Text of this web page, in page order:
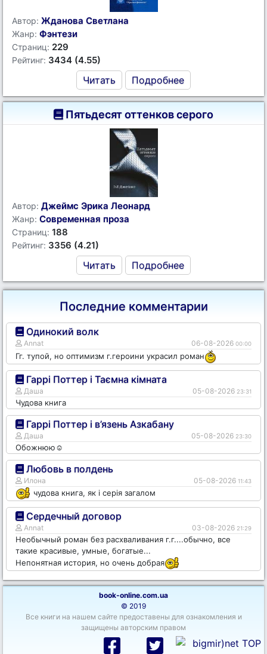
Автор: Жданова Светлана
Жанр: Фэнтези
Страниц: 229
Рейтинг: 3434 (4.55)
Читать Подробнее
Пятьдесят оттенков серого
Автор: Джеймс Эрика Леонард
Жанр: Современная проза
Страниц: 188
Рейтинг: 3356 (4.21)
Читать Подробнее
Последние комментарии
Одинокий волк
Annat 06-08-2026 00:00
Гг. тупой, но оптимизм г.героини украсил роман
Гаррі Поттер і Таємна кімната
Даша 05-08-2026 23:31
Чудова книга
Гаррі Поттер і в’язень Азкабану
Даша 05-08-2026 23:30
Обожнюю☺️
Любовь в полдень
Илона 05-08-2026 11:43
чудова книга, як і серія загалом
Сердечный договор
Annat 03-08-2026 21:29
Необычный роман без расхваливания г.г....обычно, все
такие красивые, умные, богатые...
Непонятная история, но очень добрая
book-online.com.ua
© 2019
Все книги на нашем сайте предоставены для ознакомления и
защищены авторским правом